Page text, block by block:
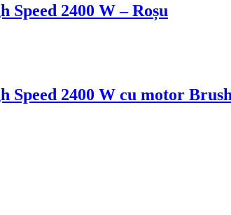
2400 W – Roșu
2400 W cu motor